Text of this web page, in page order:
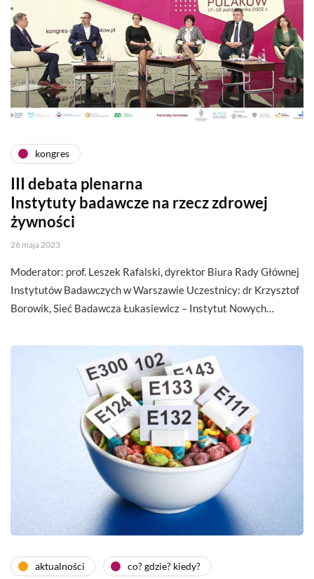
kongres
III debata plenarna
Instytuty badawcze na rzecz zdrowej
żywności
26 maja 2023
Moderator: prof. Leszek Rafalski, dyrektor Biura Rady Głównej
Instytutów Badawczych w Warszawie Uczestnicy: dr Krzysztof
Borowik, Sieć Badawcza Łukasiewicz – Instytut Nowych…
aktualności co? gdzie? kiedy?